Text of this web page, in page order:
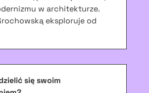
w architekturze.
eksploruje od
się swoim